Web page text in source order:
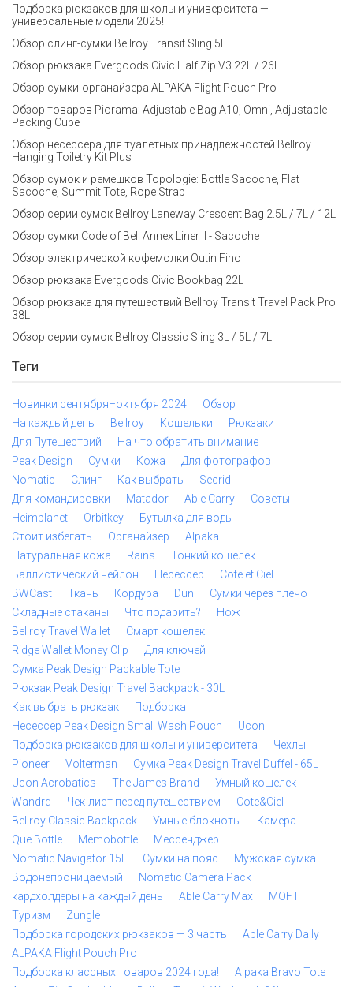
Подборка рюкзаков для школы и университета —
универсальные модели 2025!
Обзор слинг-сумки Bellroy Transit Sling 5L
Обзор рюкзака Evergoods Civic Half Zip V3 22L / 26L
Обзор сумки-органайзера ALPAKA Flight Pouch Pro
Обзор товаров Piorama: Adjustable Bag A10, Omni, Adjustable
Packing Cube
Обзор несессера для туалетных принадлежностей Bellroy
Hanging Toiletry Kit Plus
Обзор сумок и ремешков Topologie: Bottle Sacoche, Flat
Sacoche, Summit Tote, Rope Strap
Обзор серии сумок Bellroy Laneway Crescent Bag 2.5L / 7L / 12L
Обзор сумки Code of Bell Annex Liner II - Sacoche
Обзор электрической кофемолки Outin Fino
Обзор рюкзака Evergoods Civic Bookbag 22L
Обзор рюкзака для путешествий Bellroy Transit Travel Pack Pro
38L
Обзор серии сумок Bellroy Classic Sling 3L / 5L / 7L
Теги
Новинки сентября–октября 2024
Обзор
На каждый день
Bellroy Кошельки
Рюкзаки
Для Путешествий
На что обратить внимание
Peak Design
Сумки Кожа
Для фотографов
Nomatic
Слинг Как выбрать
Secrid
Для командировки
Matador Able Carry
Советы
Heimplanet
Orbitkey
Бутылка для воды
Стоит избегать
Органайзер
Alpaka
Натуральная кожа
Rains
Тонкий кошелек
Баллистический нейлон
Несессер
Cote et Ciel
BWCast
Ткань Кордура Dun
Сумки через плечо
Складные стаканы
Что подарить?
Нож
Bellroy Travel Wallet
Смарт кошелек
Ridge Wallet Money Clip
Для ключей
Сумка Peak Design Packable Tote
Рюкзак Peak Design Travel Backpack - 30L
Как выбрать рюкзак
Подборка
Несессер Peak Design Small Wash Pouch
Ucon
Подборка рюкзаков для школы и университета
Чехлы
Pioneer
Volterman
Сумка Peak Design Travel Duffel - 65L
Ucon Acrobatics
The James Brand
Умный кошелек
Wandrd
Чек-лист перед путешествием
Cote&Ciel
Bellroy Classic Backpack
Умные блокноты
Камера
Que Bottle
Memobottle
Мессенджер
Nomatic Navigator 15L
Сумки на пояс
Мужская сумка
Водонепроницаемый
Nomatic Camera Pack
кардхолдеры на каждый день
Able Carry Max
MOFT
Туризм
Zungle
Подборка городских рюкзаков — 3 часть
Able Carry Daily
ALPAKA Flight Pouch Pro
Подборка классных товаров 2024 года!
Alpaka Bravo Tote